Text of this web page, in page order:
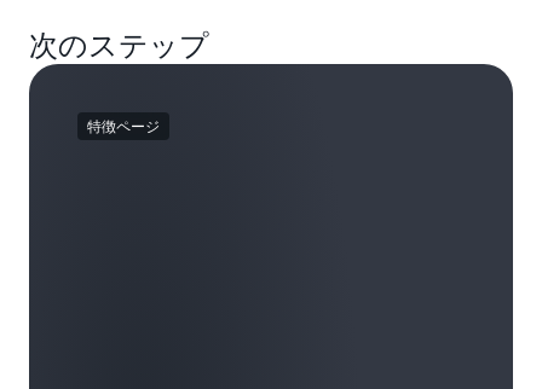
次のステップ
特徴ページ